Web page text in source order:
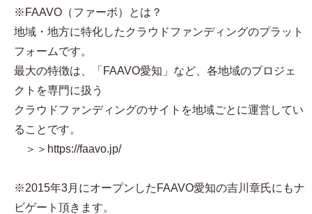
※FAAVO（ファーボ）とは？
地域・地方に特化したクラウドファンディングのプラット
フォームです。
最大の特徴は、「FAAVO愛知」など、各地域のプロジェ
クトを専門に扱う
クラウドファンディングのサイトを地域ごとに運営してい
ることです。
＞＞https://faavo.jp/
※2015年3月にオープンしたFAAVO愛知の吉川章氏にもナ
ビゲート頂きます。